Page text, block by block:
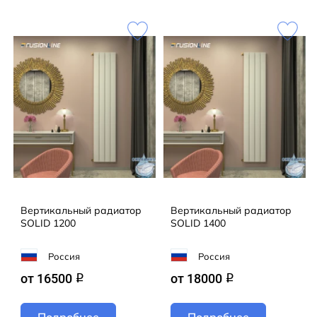
задумки в жизнь! Предлагаем не только готовые
модели из каталога FUSIONLINE, но и эксклюзивные
решения для проектов любой сложности. От
стандарта до уникального дизайна — мы сделаем
всё, чтобы ваш интерьер заиграл новыми красками!
Кол-во секций:4;Теплоотдача радиатора
(Вт):516;Отапливаемая площадь
(M2):5;Цвет:Белый RAL R9003MT мат
Вертикальный радиатор
SOLID 1200
Россия
от 16500 q
Вертикальный радиатор
SOLID 1400
Россия
от 18000 q